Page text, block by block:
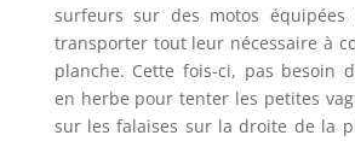
surfeurs sur des motos
transporter tout leur nécessaire à
planche. Cette fois-ci, pas besoin
en herbe pour tenter les petites
sur les falaises sur la droite de la